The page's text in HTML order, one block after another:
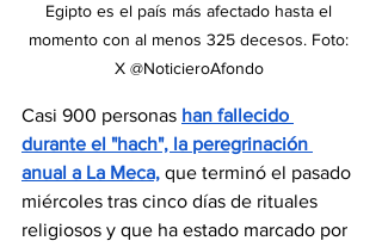
Egipto es el país más afectado hasta el
momento con al menos 325 decesos. Foto:
X @NoticieroAfondo
Casi 900 personas han fallecido
durante el "hach", la peregrinación
anual a La Meca, que terminó el pasado
miércoles tras cinco días de rituales
religiosos y que ha estado marcado por